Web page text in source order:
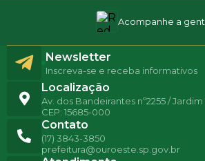
Acompanhe a
Localização
Av. dos Bandeirantes nº2255 / Jardim
CEP: 15685-000
Contato
(17) 3843-3850
prefeitura@ouroeste.sp.gov.br
Newsletter
Inscreva-se e receba informativos